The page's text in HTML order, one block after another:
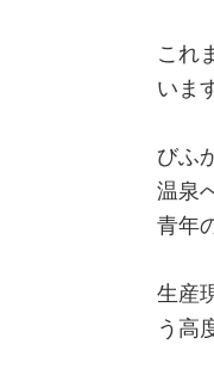
これ
いま
びふ
温泉
青年
生産
う高